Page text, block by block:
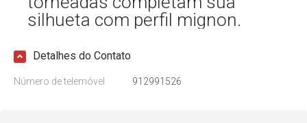
silhueta com perfil mignon.
Detalhes do Contato
Número de telemóvel 912991526